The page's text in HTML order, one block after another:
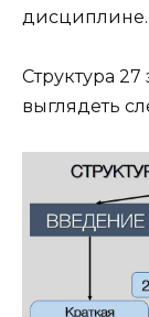
дисциплине.
Структура
выглядеть